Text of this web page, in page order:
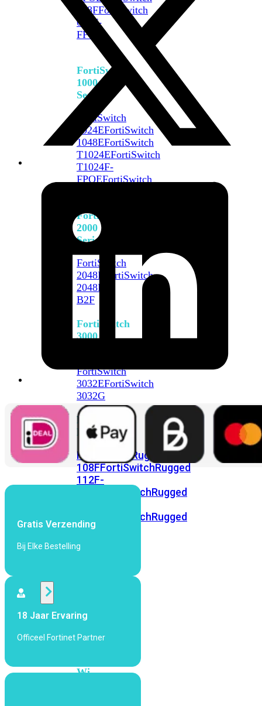
648FFortiSwitch
648F-
FPOE
FortiSwitch
1000
Series
FortiSwitch
1024EFortiSwitch
1048EFortiSwitch
T1024EFortiSwitch
T1024F-
FPOEFortiSwitch
FortiSwitch
2000
Series
FortiSwitch
2048F
FortiSwitch
2048F-
B2F
FortiSwitch
3000
FortiSwitch
3032EFortiSwitch
3032G
FortiSwitch
Ruggedized
FortiSwitchRugged
108FFortiSwitchRugged
112F-
FortiSwitchRugged
FortiSwitchRugged
424F-
Access
Points
Wi-
Gratis Verzending
Bij Elke Bestelling
18 Jaar Ervaring
Officeel Fortinet Partner